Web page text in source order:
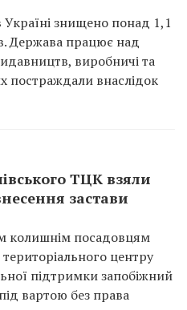
Україні знищено понад 1,1
Держава працює над
виробничі та
постраждали внаслідок
ТЦК взяли
застави
колишнім посадовцям
центру
підтримки запобіжний
вартою без права